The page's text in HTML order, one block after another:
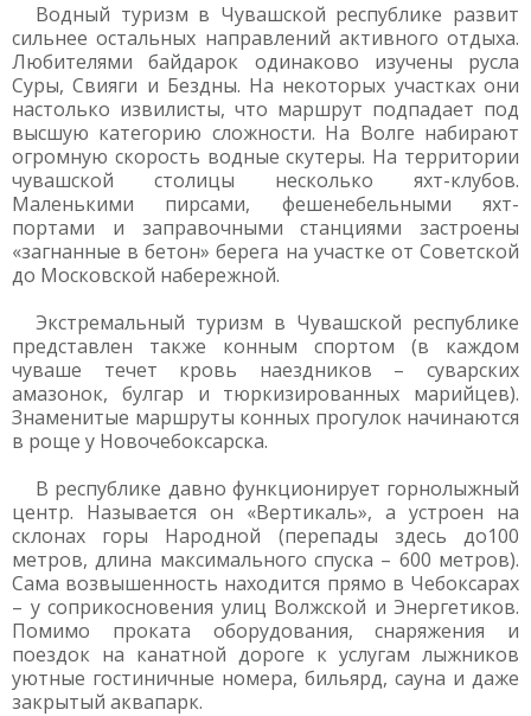
Водный туризм в Чувашской республике развит
сильнее остальных направлений активного отдыха.
Любителями байдарок одинаково изучены русла
Суры, Свияги и Бездны. На некоторых участках они
настолько извилисты, что маршрут подпадает под
высшую категорию сложности. На Волге набирают
огромную скорость водные скутеры. На территории
чувашской столицы несколько яхт-клубов.
Маленькими пирсами, фешенебельными яхт-
портами и заправочными станциями застроены
«загнанные в бетон» берега на участке от Советской
до Московской набережной.
Экстремальный туризм в Чувашской республике
представлен также конным спортом (в каждом
чуваше течет кровь наездников – суварских
амазонок, булгар и тюркизированных марийцев).
Знаменитые маршруты конных прогулок начинаются
в роще у Новочебоксарска.
В республике давно функционирует горнолыжный
центр. Называется он «Вертикаль», а устроен на
склонах горы Народной (перепады здесь до100
метров, длина максимального спуска – 600 метров).
Сама возвышенность находится прямо в Чебоксарах
– у соприкосновения улиц Волжской и Энергетиков.
Помимо проката оборудования, снаряжения и
поездок на канатной дороге к услугам лыжников
уютные гостиничные номера, бильярд, сауна и даже
закрытый аквапарк.